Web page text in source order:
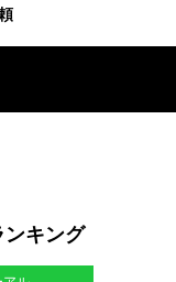
ンキング